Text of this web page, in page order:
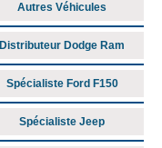
Autres Véhicules
Distributeur Dodge Ram
Spécialiste Ford F150
Spécialiste Jeep